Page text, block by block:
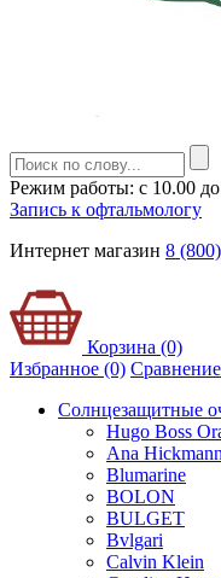
Режим работы: с 10.00
Запись к офтальмологу
Интернет магазин 8
Корзина (0)
Избранное (0)
Солнцезащитные
Hugo Boss
Ana Hickmann
Blumarine
BOLON
BULGET
Bvlgari
Calvin Klein